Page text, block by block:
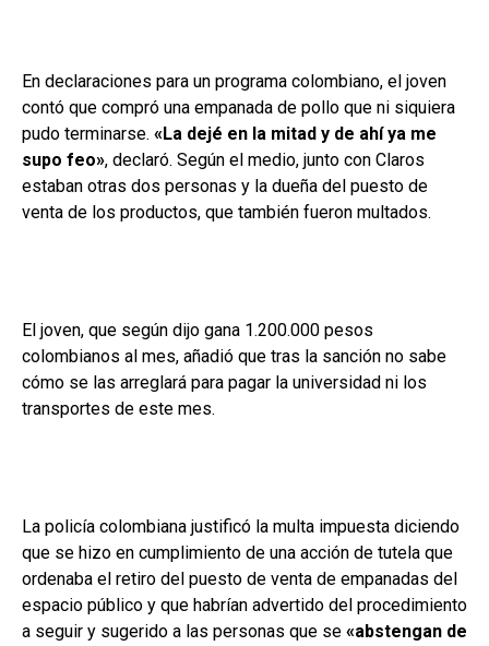
En declaraciones para un programa colombiano, el joven
contó que compró una empanada de pollo que ni siquiera
pudo terminarse. «La dejé en la mitad y de ahí ya me
supo feo», declaró. Según el medio, junto con Claros
estaban otras dos personas y la dueña del puesto de
venta de los productos, que también fueron multados.
El joven, que según dijo gana 1.200.000 pesos
colombianos al mes, añadió que tras la sanción no sabe
cómo se las arreglará para pagar la universidad ni los
transportes de este mes.
La policía colombiana justificó la multa impuesta diciendo
que se hizo en cumplimiento de una acción de tutela que
ordenaba el retiro del puesto de venta de empanadas del
espacio público y que habrían advertido del procedimiento
a seguir y sugerido a las personas que se «abstengan de